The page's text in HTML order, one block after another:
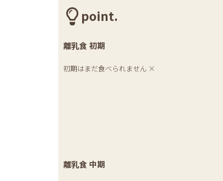
point.
離乳食 初期
初期はまだ食べられません ×
離乳食 中期